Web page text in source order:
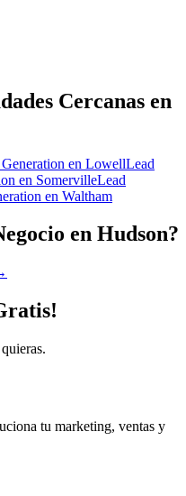
Cercanas en
en LowellLead
en SomervilleLead
en Waltham
en Hudson?
tu marketing, ventas y